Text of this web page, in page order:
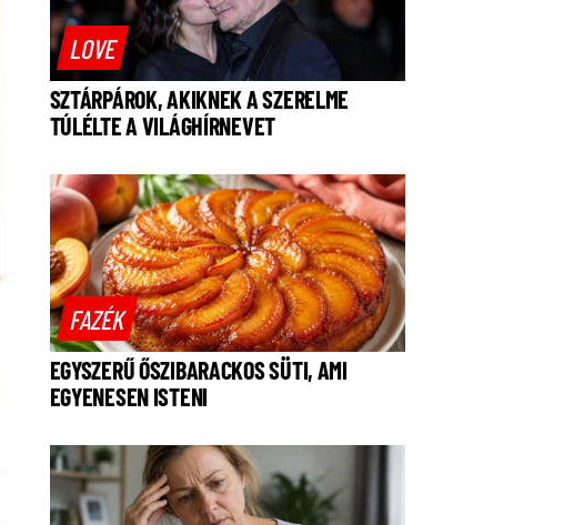
LOVE
SZTÁRPÁROK, AKIKNEK A SZERELME
TÚLÉLTE A VILÁGHÍRNEVET
FAZÉK
EGYSZERŰ ŐSZIBARACKOS SÜTI, AMI
EGYENESEN ISTENI